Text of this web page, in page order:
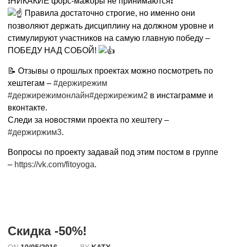
Правила достаточно строгие, но именно они
позволяют держать дисциплину на должном уровне и
стимулируют участников на самую главную победу –
ПОБЕДУ НАД СОБОЙ!
📝 Отзывы о прошлых проектах можно посмотреть по
хештегам – #держирежим
#держирежимонлайн#держирежим2 в инстаграмме и
вконтакте.
Следи за новостями проекта по хештегу –
#держиржим3.
Вопросы по проекту задавай под этим постом в группе
– https://vk.com/fitoyoga.
Скидка -50%!